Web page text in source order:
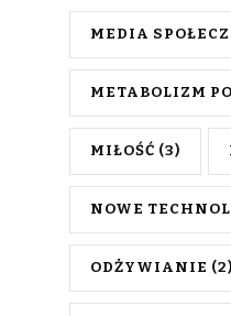
MEDIA
METABOLIZM
MIŁOŚĆ (3)
NOWE
ODŻYWIANIE (2)